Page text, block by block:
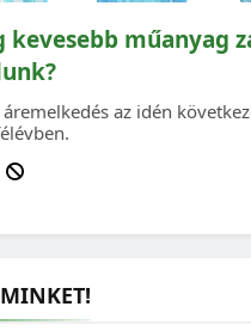
kevesebb műanyag
az idén